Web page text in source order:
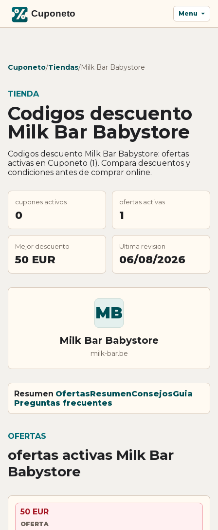
Menu
Cuponeto/Tiendas/Milk Bar Babystore
TIENDA
Codigos descuento
Milk Bar Babystore
Codigos descuento Milk Bar Babystore: ofertas
activas en Cuponeto (1). Compara descuentos y
condiciones antes de comprar online.
cupones activos
0
ofertas activas
1
Mejor descuento
50 EUR
Ultima revision
06/08/2026
MB
Milk Bar Babystore
milk-bar.be
Resumen OfertasResumenConsejosGuia
Preguntas frecuentes
OFERTAS
ofertas activas Milk Bar
Babystore
50 EUR
OFERTA